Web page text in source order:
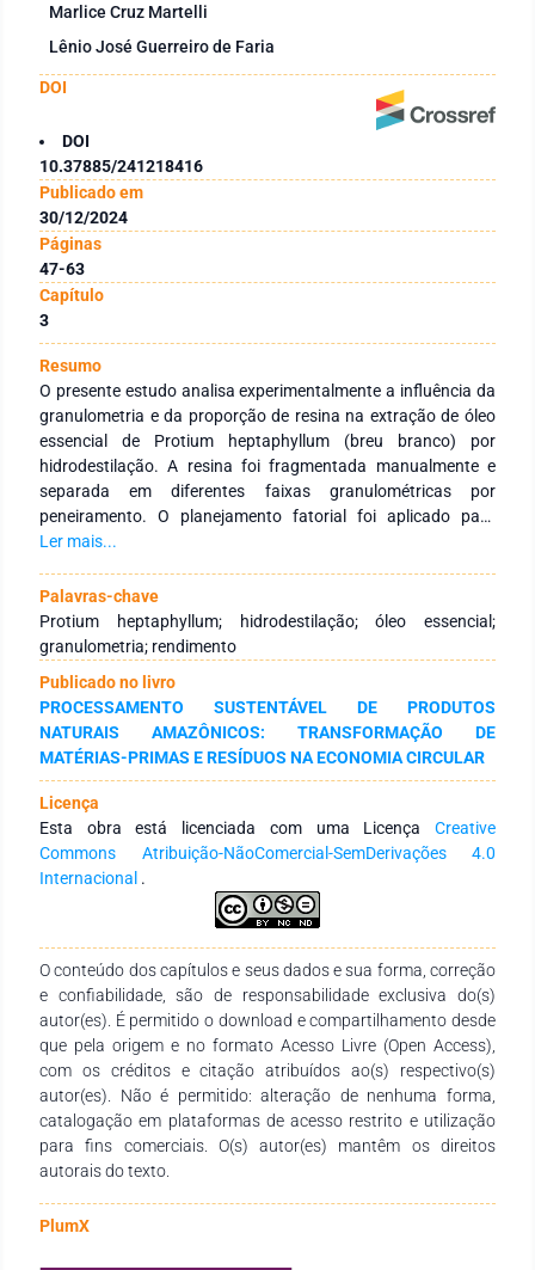
Marlice Cruz Martelli
Lênio José Guerreiro de Faria
DOI
DOI
10.37885/241218416
Publicado em
30/12/2024
Páginas
47-63
Capítulo
3
Resumo
O presente estudo analisa experimentalmente a influência da
granulometria e da proporção de resina na extração de óleo
essencial de Protium heptaphyllum (breu branco) por
hidrodestilação. A resina foi fragmentada manualmente e
separada em diferentes faixas granulométricas por
peneiramento. O planejamento fatorial foi aplicado para
avaliar a relação entre a granulometria (28 e 100 mesh) e a
ensaios experimentais. O óleo essencial extraído foi
caracterizado quanto à massa específica, com valor obtido
de 0,8390 g/cm³, e analisado por ressonância magnética
nuclear (RMN H¹) para identificar os principais constituintes
químicos. Os resultados mostraram que a proporção resina/
água teve maior influência no rendimento da extração, com o
maior rendimento (3,35%) obtido na proporção de 1:50 e
granulometria de 100 mesh. O RMN H¹ revelou a presença de
monoterpenos e sesquiterpenos, confirmando a consistência
do óleo extraído com compostos esperados para o breu
branco. Comparado a valores da literatura, o rendimento e a
massa específica estão de acordo com outros estudos de
resinas do gênero Protium. O estudo contribui para otimizar o
processo de extração e caracterização do óleo essencial,
Ler mais...
Palavras-chave
Protium heptaphyllum; hidrodestilação; óleo essencial;
granulometria; rendimento
Publicado no livro
PROCESSAMENTO SUSTENTÁVEL DE PRODUTOS
NATURAIS AMAZÔNICOS: TRANSFORMAÇÃO DE
MATÉRIAS-PRIMAS E RESÍDUOS NA ECONOMIA CIRCULAR
Licença
Esta obra está licenciada com uma Licença Creative
Commons Atribuição-NãoComercial-SemDerivações 4.0
Internacional .
O conteúdo dos capítulos e seus dados e sua forma, correção
e confiabilidade, são de responsabilidade exclusiva do(s)
autor(es). É permitido o download e compartilhamento desde
que pela origem e no formato Acesso Livre (Open Access),
com os créditos e citação atribuídos ao(s) respectivo(s)
autor(es). Não é permitido: alteração de nenhuma forma,
catalogação em plataformas de acesso restrito e utilização
para fins comerciais. O(s) autor(es) mantêm os direitos
autorais do texto.
PlumX